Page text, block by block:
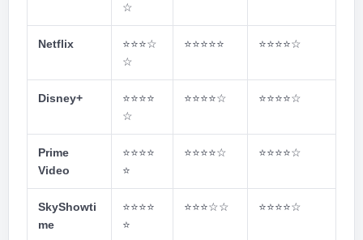
☆
Netflix ⭐⭐⭐☆
☆
⭐⭐⭐⭐⭐ ⭐⭐⭐⭐☆
Disney+
⭐⭐⭐⭐
☆
⭐⭐⭐⭐☆ ⭐⭐⭐⭐☆
Prime
Video
⭐⭐⭐⭐
⭐
⭐⭐⭐⭐☆ ⭐⭐⭐⭐☆
SkyShowti
me
⭐⭐⭐⭐
⭐
⭐⭐⭐☆☆ ⭐⭐⭐⭐☆